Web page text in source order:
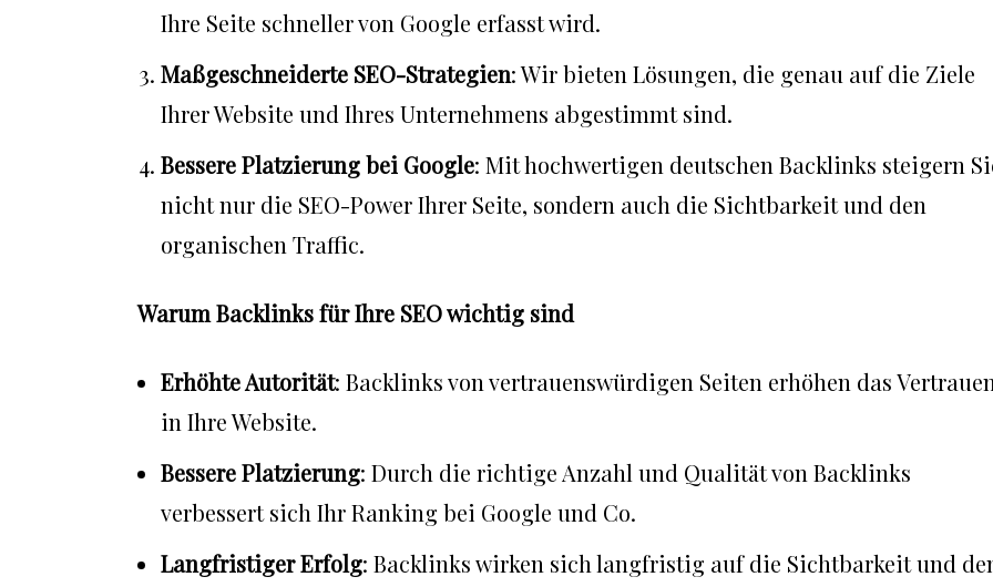
Ihre Seite schneller von Google erfasst wird.
Maßgeschneiderte SEO-Strategien: Wir bieten Lösungen, die genau auf die Ziele
Ihrer Website und Ihres Unternehmens abgestimmt sind.
Bessere Platzierung bei Google: Mit hochwertigen deutschen Backlinks steigern
nicht nur die SEO-Power Ihrer Seite, sondern auch die Sichtbarkeit und den
organischen Traffic.
Warum Backlinks für Ihre SEO wichtig sind
Erhöhte Autorität: Backlinks von vertrauenswürdigen Seiten erhöhen das
in Ihre Website.
Bessere Platzierung: Durch die richtige Anzahl und Qualität von Backlinks
verbessert sich Ihr Ranking bei Google und Co.
Langfristiger Erfolg: Backlinks wirken sich langfristig auf die Sichtbarkeit und